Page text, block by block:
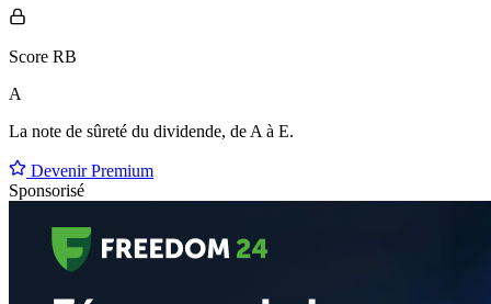
Score RB
A
La note de sûreté du dividende, de A à E.
Devenir Premium
Sponsorisé